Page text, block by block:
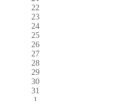
22
23
24
25
26
27
28
29
30
31